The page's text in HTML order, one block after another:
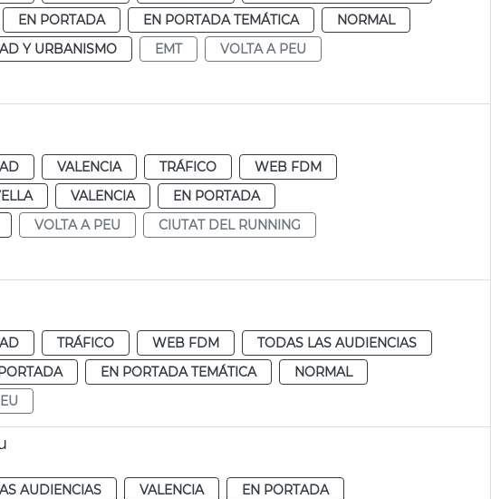
EN PORTADA EN PORTADA TEMÁTICA
NORMAL
Y URBANISMO EMT
VOLTA A PEU
VALENCIA TRÁFICO
WEB FDM
VALENCIA
EN PORTADA
VOLTA A PEU
CIUTAT DEL RUNNING
TRÁFICO WEB FDM
TODAS LAS AUDIENCIAS
EN PORTADA TEMÁTICA
NORMAL
AUDIENCIAS VALENCIA
EN PORTADA